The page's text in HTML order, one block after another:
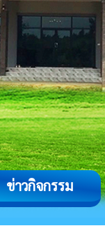
ข่าวกิจกรรม